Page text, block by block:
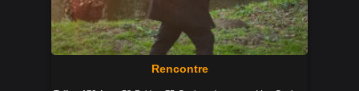
Rencontre